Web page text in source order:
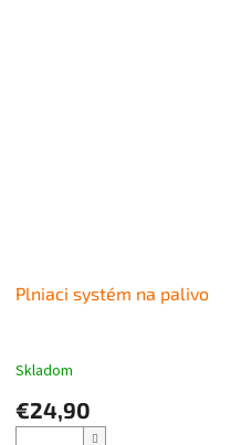
Plniaci systém na palivo
Skladom
€24,90